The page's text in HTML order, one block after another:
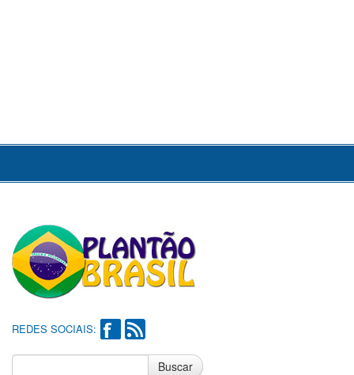
REDES SOCIAIS:
Buscar